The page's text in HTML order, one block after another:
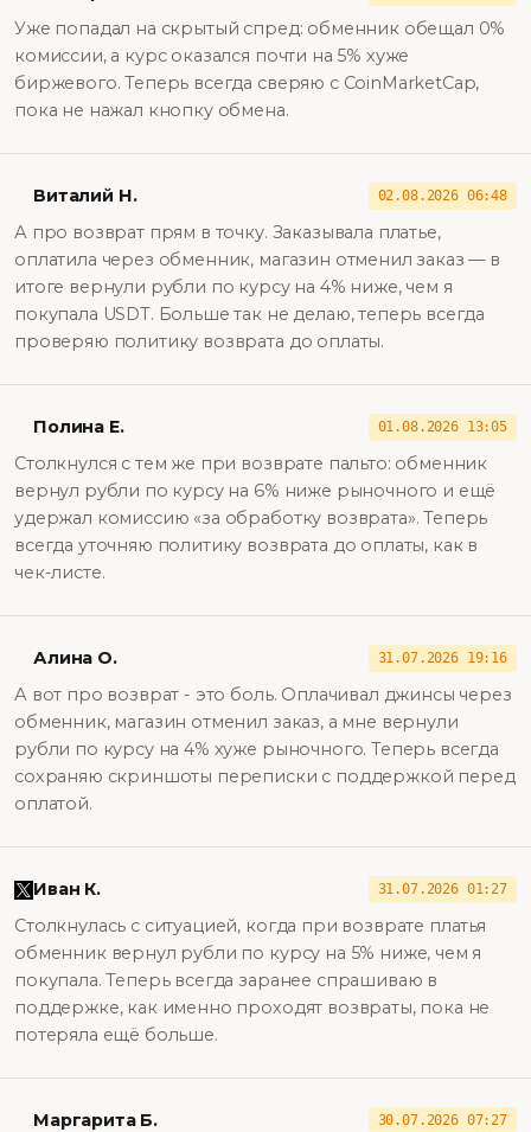
Уже попадал на скрытый спред: обменник обещал 0%
комиссии, а курс оказался почти на 5% хуже
биржевого. Теперь всегда сверяю с CoinMarketCap,
пока не нажал кнопку обмена.
Виталий Н. 02.08.2026 06:48
А про возврат прям в точку. Заказывала платье,
оплатила через обменник, магазин отменил заказ — в
итоге вернули рубли по курсу на 4% ниже, чем я
покупала USDT. Больше так не делаю, теперь всегда
проверяю политику возврата до оплаты.
Полина Е. 01.08.2026 13:05
Столкнулся с тем же при возврате пальто: обменник
вернул рубли по курсу на 6% ниже рыночного и ещё
удержал комиссию «за обработку возврата». Теперь
всегда уточняю политику возврата до оплаты, как в
чек-листе.
Алина О. 31.07.2026 19:16
А вот про возврат - это боль. Оплачивал джинсы через
обменник, магазин отменил заказ, а мне вернули
рубли по курсу на 4% хуже рыночного. Теперь всегда
сохраняю скриншоты переписки с поддержкой перед
оплатой.
Иван К. 31.07.2026 01:27
Столкнулась с ситуацией, когда при возврате платья
обменник вернул рубли по курсу на 5% ниже, чем я
покупала. Теперь всегда заранее спрашиваю в
поддержке, как именно проходят возвраты, пока не
потеряла ещё больше.
Маргарита Б. 30.07.2026 07:27